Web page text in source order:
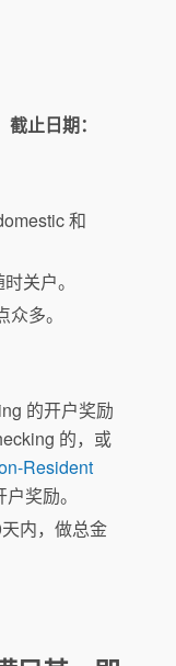
止日期：
和
关户。
多。
的开户奖励
的，或
Resident
奖励。
内，做总金